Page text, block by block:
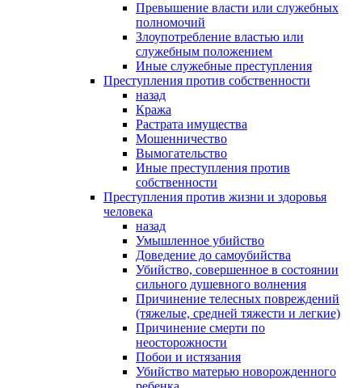
Превышение власти или служебных
полномочий
Злоупотребление властью или
служебным положением
Иные служебные преступления
Преступления против собственности
назад
Кража
Растрата имущества
Мошенничество
Вымогательство
Иные преступления против
собственности
Преступления против жизни и здоровья
человека
назад
Умышленное убийство
Доведение до самоубийства
Убийство, совершенное в состоянии
сильного душевного волнения
Причинение телесных повреждений
(тяжелые, средней тяжести и легкие)
Причинение смерти по
неосторожности
Побои и истязания
Убийство матерью новорожденного